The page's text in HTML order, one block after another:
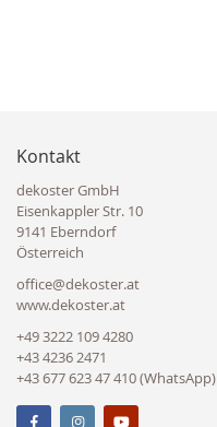
Kontakt
dekoster GmbH
Eisenkappler Str. 10
9141 Eberndorf
Österreich
office@dekoster.at
www.dekoster.at
+49 3222 109 4280
+43 4236 2471
+43 677 623 47 410 (WhatsApp)